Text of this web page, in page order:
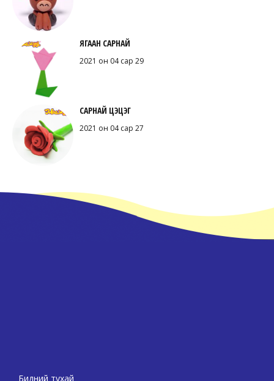
ЯГААН САРНАЙ
2021 он 04 сар 29
САРНАЙ ЦЭЦЭГ
2021 он 04 сар 27
Бидний тухай